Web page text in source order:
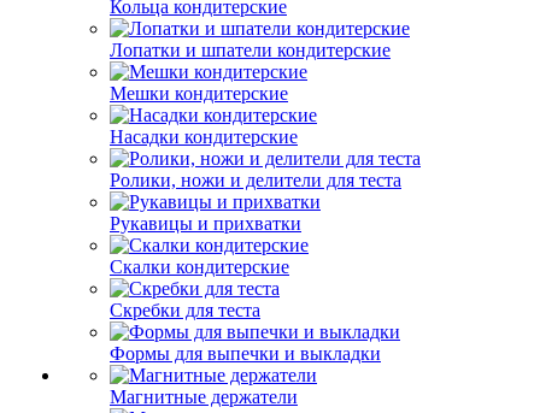
Кольца кондитерские
Лопатки и шпатели кондитерские
Мешки кондитерские
Насадки кондитерские
Ролики, ножи и делители для теста
Рукавицы и прихватки
Скалки кондитерские
Скребки для теста
Формы для выпечки и выкладки
Магнитные держатели